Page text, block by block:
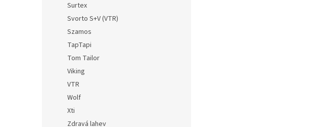
Surtex
Svorto S+V (VTR)
Szamos
TapTapi
Tom Tailor
Viking
VTR
Wolf
Xti
Zdravá lahev